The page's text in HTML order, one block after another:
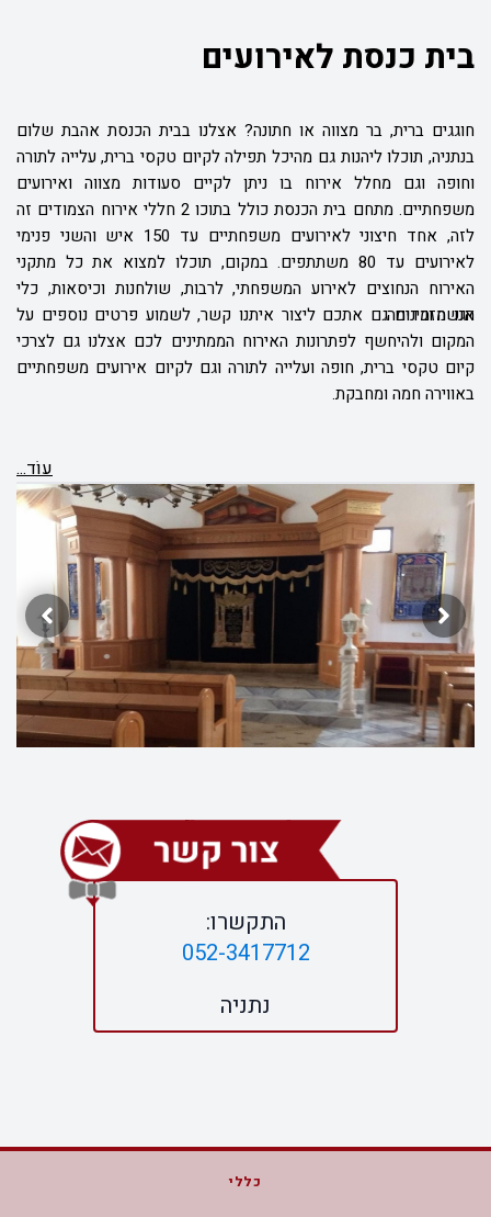
בית כנסת לאירועים
חוגגים ברית, בר מצווה או חתונה? אצלנו בבית הכנסת אהבת שלום
בנתניה, תוכלו ליהנות גם מהיכל תפילה לקיום טקסי ברית, עלייה לתורה
וחופה וגם מחלל אירוח בו ניתן לקיים סעודות מצווה ואירועים
משפחתיים. מתחם בית הכנסת כולל בתוכו 2 חללי אירוח הצמודים זה
לזה, אחד חיצוני לאירועים משפחתיים עד 150 איש והשני פנימי
לאירועים עד 80 משתתפים. במקום, תוכלו למצוא את כל מתקני
האירוח הנחוצים לאירוע המשפחתי, לרבות, שולחנות וכיסאות, כלי
הגשה וכדומה.
אנו מזמינים גם אתכם ליצור איתנו קשר, לשמוע פרטים נוספים על
המקום ולהיחשף לפתרונות האירוח הממתינים לכם אצלנו גם לצרכי
קיום טקסי ברית, חופה ועלייה לתורה וגם לקיום אירועים משפחתיים
באווירה חמה ומחבקת.
עוֹד...
התקשרו:
052-3417712
נתניה
כללי